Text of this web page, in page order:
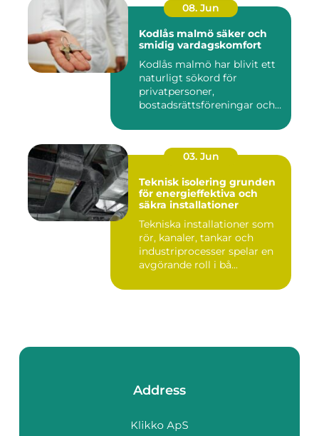
08. Jun
Kodlås malmö säker och
smidig vardagskomfort
Kodlås malmö har blivit ett
naturligt sökord för
privatpersoner,
bostadsrättsföreningar och
03. Jun
Teknisk isolering grunden
för energieffektiva och
säkra installationer
Tekniska installationer som
rör, kanaler, tankar och
industriprocesser spelar en
avgörande roll i bå...
Address